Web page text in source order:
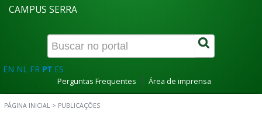
CAMPUS SERRA
EN NL FR PT ES
Perguntas Frequentes Área de imprensa
PÁGINA INICIAL > PUBLICAÇÕES